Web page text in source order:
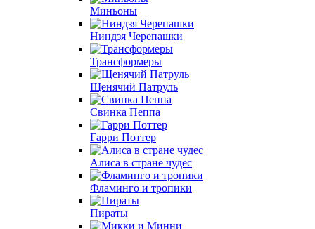
Миньоны
Ниндзя Черепашки
Трансформеры
Щенячий Патруль
Свинка Пеппа
Гарри Поттер
Алиса в стране чудес
Фламинго и тропики
Пираты